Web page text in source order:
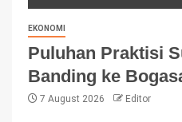
EKONOMI
Puluhan Praktisi
Banding ke
7 August 2026 Editor